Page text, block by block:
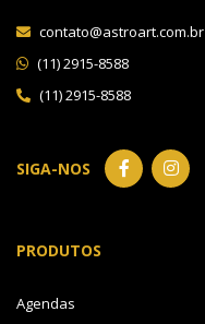
contato@astroart.com.br
(11) 2915-8588
(11) 2915-8588
SIGA-NOS
PRODUTOS
Agendas